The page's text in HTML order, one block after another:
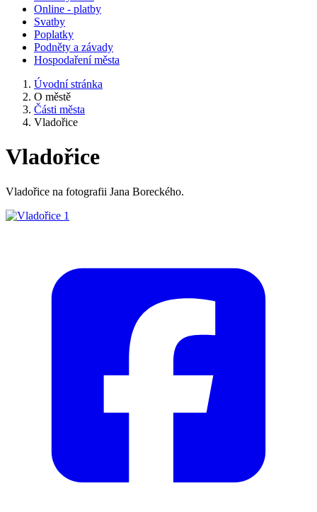
Online - platby
Svatby
Poplatky
Podněty a závady
Hospodaření města
Úvodní stránka
O městě
Části města
Vladořice
Vladořice
Vladořice na fotografii Jana Boreckého.